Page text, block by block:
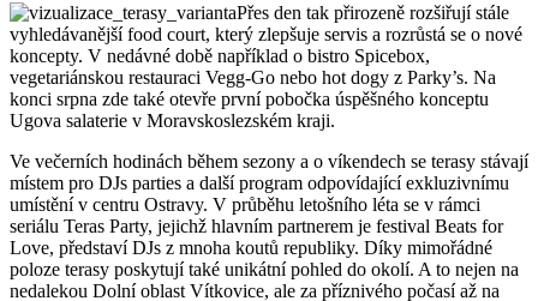
Přes den tak přirozeně rozšiřují stále
vyhledávanější food court, který zlepšuje servis a rozrůstá se o nové
koncepty. V nedávné době například o bistro Spicebox,
vegetariánskou restauraci Vegg-Go nebo hot dogy z Parky’s. Na
konci srpna zde také otevře první pobočka úspěšného konceptu
Ugova salaterie v Moravskoslezském kraji.
Ve večerních hodinách během sezony a o víkendech se terasy stávají
místem pro DJs parties a další program odpovídající exkluzivnímu
umístění v centru Ostravy. V průběhu letošního léta se v rámci
seriálu Teras Party, jejichž hlavním partnerem je festival Beats for
Love, představí DJs z mnoha koutů republiky. Díky mimořádné
poloze terasy poskytují také unikátní pohled do okolí. A to nejen na
nedalekou Dolní oblast Vítkovice, ale za příznivého počasí až na